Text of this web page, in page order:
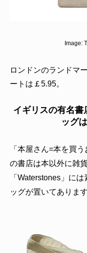
Image:
ロンドンのランドマ
ートは￡5.95。
イギリスの有名
ッグ
「本屋さん=本を買
の書店は本以外に雑
「Waterstones」に
ッグが置いてあります